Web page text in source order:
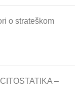
o strateškom
–